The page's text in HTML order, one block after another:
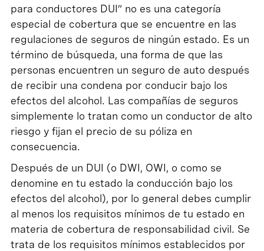
para conductores DUI” no es una categoría
especial de cobertura que se encuentre en las
regulaciones de seguros de ningún estado. Es un
término de búsqueda, una forma de que las
personas encuentren un seguro de auto después
de recibir una condena por conducir bajo los
efectos del alcohol. Las compañías de seguros
simplemente lo tratan como un conductor de alto
riesgo y fijan el precio de su póliza en
consecuencia.
Después de un DUI (o DWI, OWI, o como se
denomine en tu estado la conducción bajo los
efectos del alcohol), por lo general debes cumplir
al menos los requisitos mínimos de tu estado en
materia de cobertura de responsabilidad civil. Se
trata de los requisitos mínimos establecidos por